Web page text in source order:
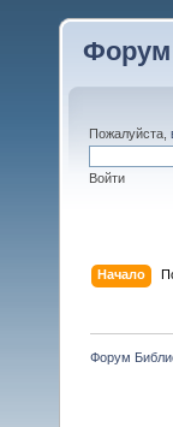
Форум
Пожалуйста,
Войти
Начало
Форум